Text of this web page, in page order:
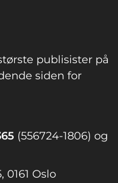
publisister på
siden for
(556724-1806) og
0161 Oslo